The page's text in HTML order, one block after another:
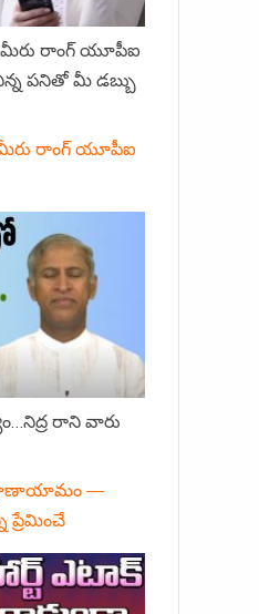
| మీరు రాంగ్ యూపీఐ
పనితో మీ డబ్బు
మీరు రాంగ్ యూపీఐ
రాని వారు
ప్రాణాయామం —
ప్రేమించే